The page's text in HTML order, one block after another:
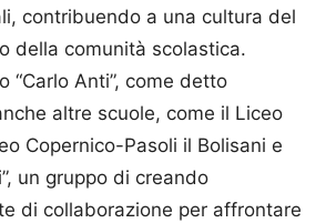
contribuendo a una cultura del
della comunità scolastica.
“Carlo Anti”, come detto
altre scuole, come il Liceo
Copernico-Pasoli il Bolisani e
un gruppo di creando
di collaborazione per affrontare